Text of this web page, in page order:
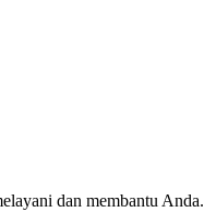
dan membantu Anda.